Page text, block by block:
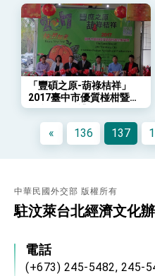
總統以「韌性之
年談話
總統主持「守護
會 強調以實力
命運
變局中 奮起的
總統發表執政周
團結 迎風轉型
賴總統就職演說
我國政府將在美
事處」，進一步
「豐碩之原-葫祿桔祥」
2017臺中市優質椪柑暨農
特產品推展禮
« 136 137
中華民國外交部 版權所有
駐汶萊台北經濟文化
電話
(+673) 245-5482, 245-